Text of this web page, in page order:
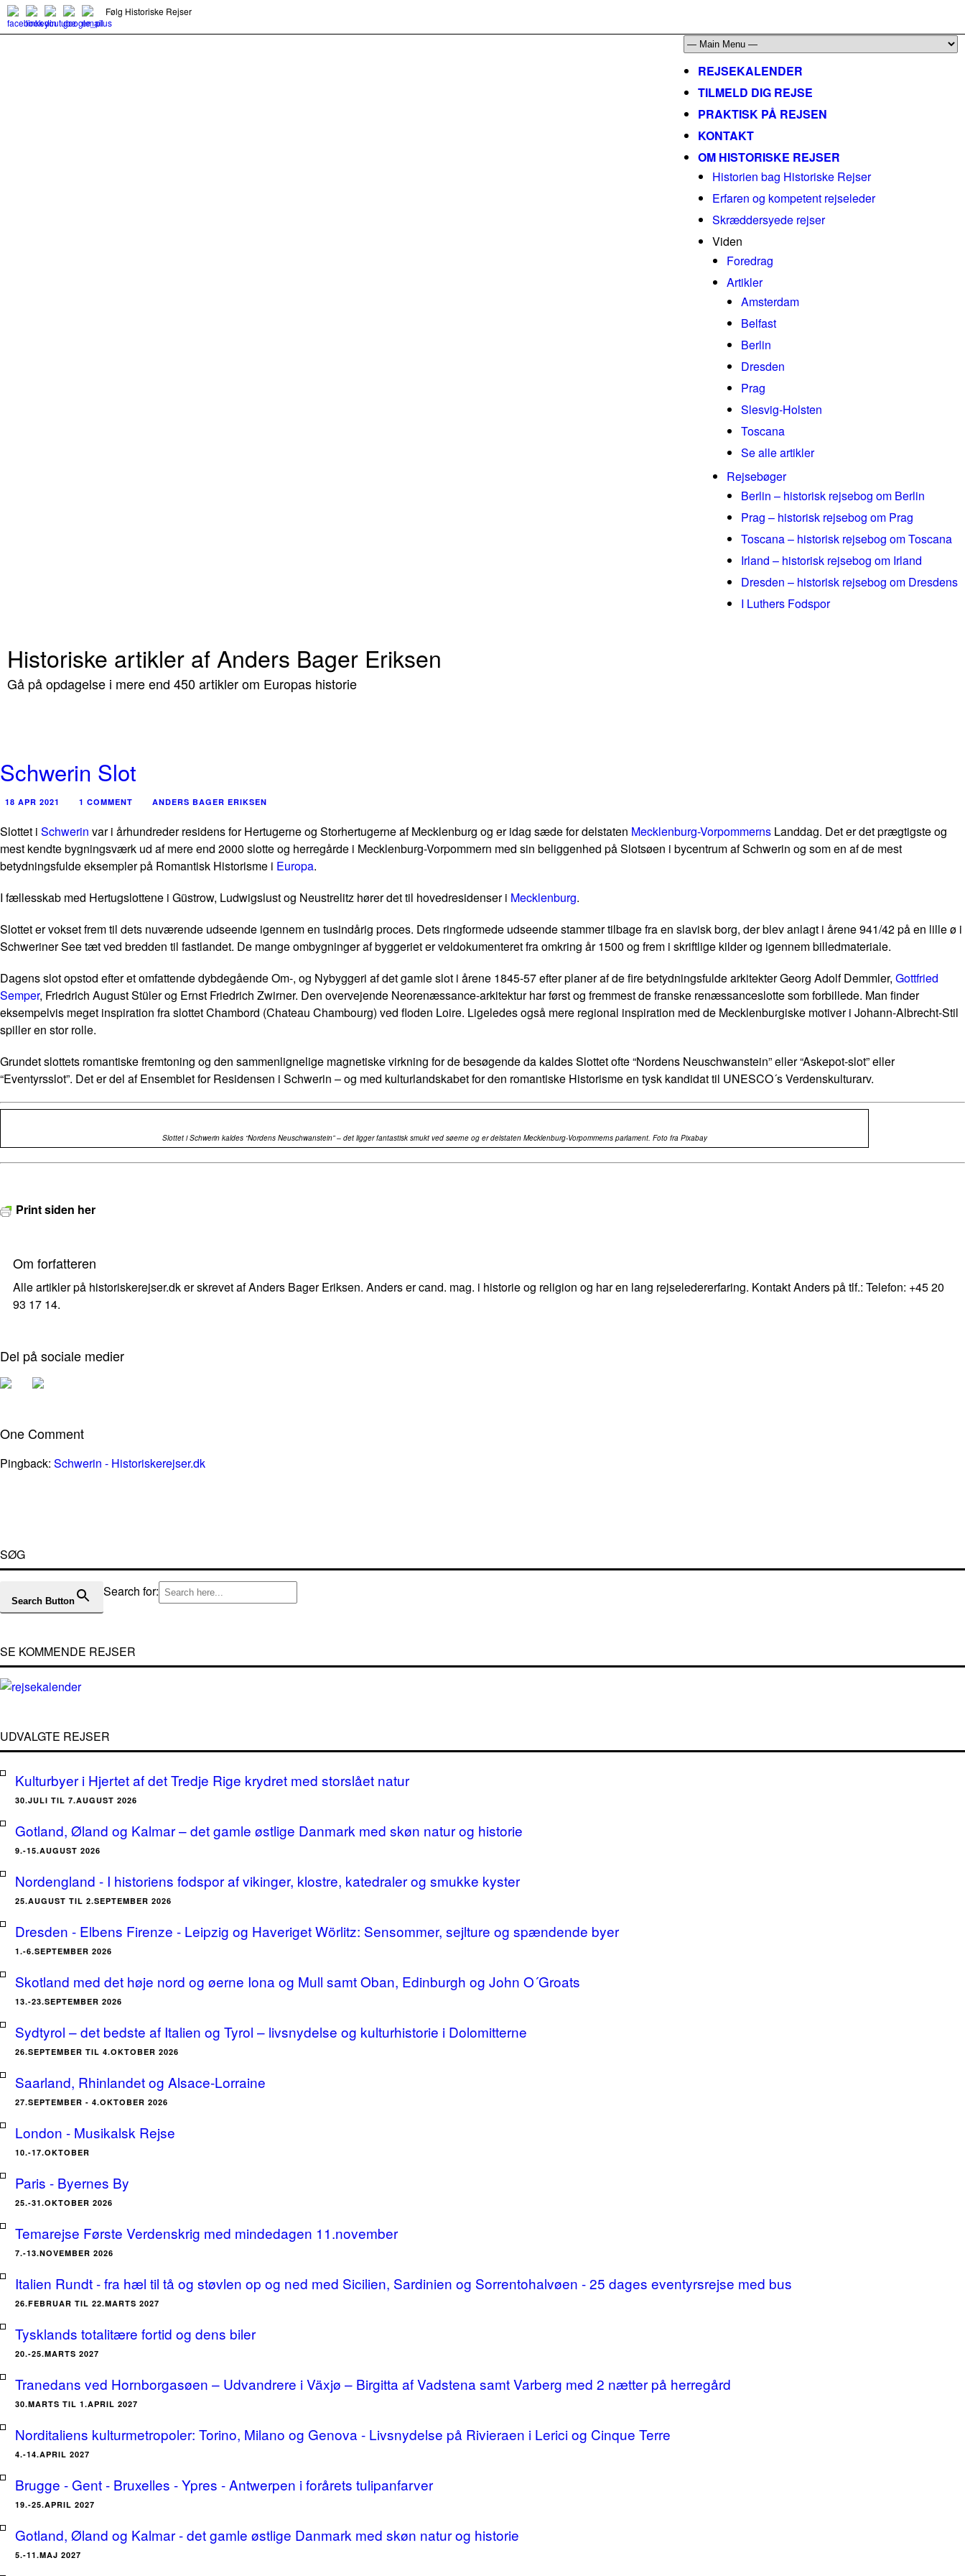
Følg Historiske Rejser
REJSEKALENDER
TILMELD DIG REJSE
PRAKTISK PÅ REJSEN
KONTAKT
OM HISTORISKE REJSER
Historien bag Historiske Rejser
Erfaren og kompetent rejseleder
Skræddersyede rejser
Viden
Foredrag
Artikler
Amsterdam
Belfast
Berlin
Dresden
Prag
Slesvig-Holsten
Toscana
Se alle artikler
Rejsebøger
Berlin – historisk rejsebog om Berlin
Prag – historisk rejsebog om Prag
Toscana – historisk rejsebog om Toscana
Irland – historisk rejsebog om Irland
Dresden – historisk rejsebog om Dresdens
I Luthers Fodspor
Historiske artikler af Anders Bager Eriksen
Gå på opdagelse i mere end 450 artikler om Europas historie
Schwerin Slot
18 APR 2021 1 COMMENT ANDERS BAGER ERIKSEN
Slottet i Schwerin var i århundreder residens for Hertugerne og Storhertugerne af Mecklenburg og er idag sæde for delstaten Mecklenburg-Vorpommerns Landdag. Det er det prægtigste og
mest kendte bygningsværk ud af mere end 2000 slotte og herregårde i Mecklenburg-Vorpommern med sin beliggenhed på Slotsøen i bycentrum af Schwerin og som en af de mest
betydningsfulde eksempler på Romantisk Historisme i Europa.
I fællesskab med Hertugslottene i Güstrow, Ludwigslust og Neustrelitz hører det til hovedresidenser i Mecklenburg.
Slottet er vokset frem til dets nuværende udseende igennem en tusindårig proces. Dets ringformede udseende stammer tilbage fra en slavisk borg, der blev anlagt i årene 941/42 på en lille ø i
Schweriner See tæt ved bredden til fastlandet. De mange ombygninger af byggeriet er veldokumenteret fra omkring år 1500 og frem i skriftlige kilder og igennem billedmateriale.
Dagens slot opstod efter et omfattende dybdegående Om-, og Nybyggeri af det gamle slot i årene 1845-57 efter planer af de fire betydningsfulde arkitekter Georg Adolf Demmler, Gottfried
Semper, Friedrich August Stüler og Ernst Friedrich Zwirner. Den overvejende Neorenæssance-arkitektur har først og fremmest de franske renæssanceslotte som forbillede. Man finder
eksempelvis meget inspiration fra slottet Chambord (Chateau Chambourg) ved floden Loire. Ligeledes også mere regional inspiration med de Mecklenburgiske motiver i Johann-Albrecht-Stil
spiller en stor rolle.
Grundet slottets romantiske fremtoning og den sammenlignelige magnetiske virkning for de besøgende da kaldes Slottet ofte “Nordens Neuschwanstein” eller “Askepot-slot” eller
“Eventyrsslot”. Det er del af Ensemblet for Residensen i Schwerin – og med kulturlandskabet for den romantiske Historisme en tysk kandidat til UNESCO´s Verdenskulturarv.
Slottet i Schwerin kaldes “Nordens Neuschwanstein” – det ligger fantastisk smukt ved søerne og er delstaten Mecklenburg-Vorpommerns parlament. Foto fra Pixabay
Print siden her
Om forfatteren
Alle artikler på historiskerejser.dk er skrevet af Anders Bager Eriksen. Anders er cand. mag. i historie og religion og har en lang rejseledererfaring. Kontakt Anders på tlf.: Telefon: +45 20
93 17 14.
Del på sociale medier
One Comment
Pingback: Schwerin - Historiskerejser.dk
SØG
Search for:
Search Button
SE KOMMENDE REJSER
UDVALGTE REJSER
Kulturbyer i Hjertet af det Tredje Rige krydret med storslået natur
30.JULI TIL 7.AUGUST 2026
Gotland, Øland og Kalmar – det gamle østlige Danmark med skøn natur og historie
9.-15.AUGUST 2026
Nordengland - I historiens fodspor af vikinger, klostre, katedraler og smukke kyster
25.AUGUST TIL 2.SEPTEMBER 2026
Dresden - Elbens Firenze - Leipzig og Haveriget Wörlitz: Sensommer, sejlture og spændende byer
1.-6.SEPTEMBER 2026
Skotland med det høje nord og øerne Iona og Mull samt Oban, Edinburgh og John O´Groats
13.-23.SEPTEMBER 2026
Sydtyrol – det bedste af Italien og Tyrol – livsnydelse og kulturhistorie i Dolomitterne
26.SEPTEMBER TIL 4.OKTOBER 2026
Saarland, Rhinlandet og Alsace-Lorraine
27.SEPTEMBER - 4.OKTOBER 2026
London - Musikalsk Rejse
10.-17.OKTOBER
Paris - Byernes By
25.-31.OKTOBER 2026
Temarejse Første Verdenskrig med mindedagen 11.november
7.-13.NOVEMBER 2026
Italien Rundt - fra hæl til tå og støvlen op og ned med Sicilien, Sardinien og Sorrentohalvøen - 25 dages eventyrsrejse med bus
26.FEBRUAR TIL 22.MARTS 2027
Tysklands totalitære fortid og dens biler
20.-25.MARTS 2027
Tranedans ved Hornborgasøen – Udvandrere i Växjø – Birgitta af Vadstena samt Varberg med 2 nætter på herregård
30.MARTS TIL 1.APRIL 2027
Norditaliens kulturmetropoler: Torino, Milano og Genova - Livsnydelse på Rivieraen i Lerici og Cinque Terre
4.-14.APRIL 2027
Brugge - Gent - Bruxelles - Ypres - Antwerpen i forårets tulipanfarver
19.-25.APRIL 2027
Gotland, Øland og Kalmar - det gamle østlige Danmark med skøn natur og historie
5.-11.MAJ 2027